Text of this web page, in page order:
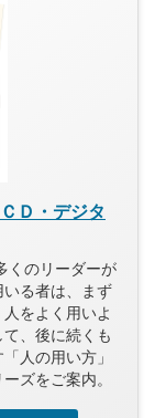
Ｄ・デジタ
くのリーダーが
る者は、まず
をよく用いよ
、後に続くも
人の用い方」
ズをご案内。